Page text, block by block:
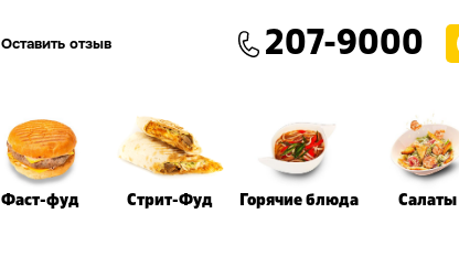
Оставить отзыв 207-9000
Фаст-фуд Стрит-Фуд Горячие блюда Салаты